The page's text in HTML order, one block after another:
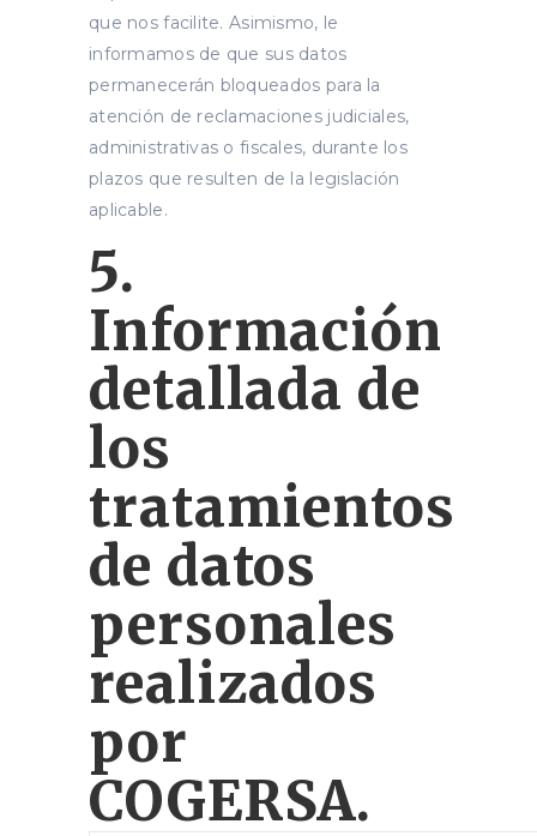
que nos facilite. Asimismo, le
informamos de que sus datos
permanecerán bloqueados para la
atención de reclamaciones judiciales,
administrativas o fiscales, durante los
plazos que resulten de la legislación
aplicable.
5.
Información
detallada de
los
tratamientos
de datos
personales
realizados
por
COGERSA.